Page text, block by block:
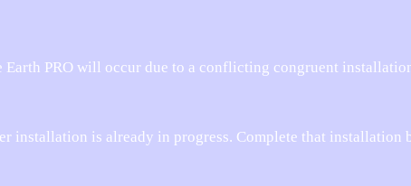
PRO will occur due to a conflicting congruent
installation is already in progress. Complete that installation